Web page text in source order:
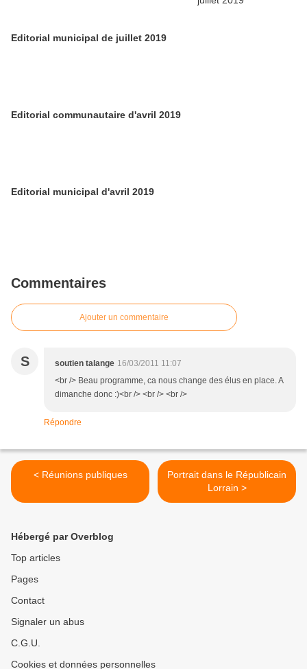
Editorial municipal de juillet 2019
Editorial communautaire d'avril 2019
Editorial municipal d'avril 2019
Commentaires
Ajouter un commentaire
S soutien talange 16/03/2011 11:07
<br /> Beau programme, ca nous change des élus en place. A
dimanche donc :)<br /> <br /> <br />
Répondre
< Réunions publiques
Portrait dans le Républicain
Lorrain >
Hébergé par Overblog
Top articles
Pages
Contact
Signaler un abus
C.G.U.
Cookies et données personnelles